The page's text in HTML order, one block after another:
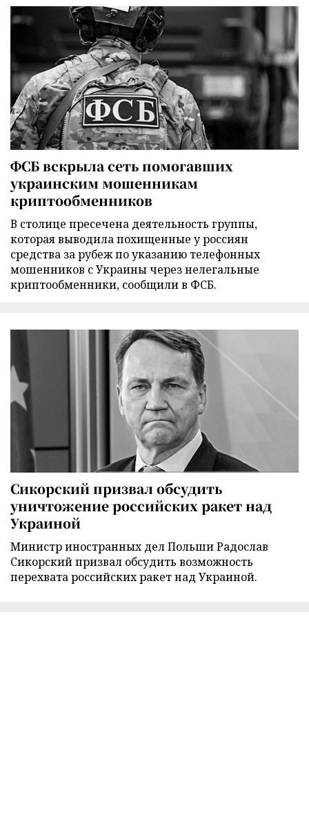
ФСБ вскрыла сеть помогавших
украинским мошенникам
криптообменников
В столице пресечена деятельность группы,
которая выводила похищенные у россиян
средства за рубеж по указанию телефонных
мошенников с Украины через нелегальные
криптообменники, сообщили в ФСБ.
Сикорский призвал обсудить
уничтожение российских ракет над
Украиной
Министр иностранных дел Польши Радослав
Сикорский призвал обсудить возможность
перехвата российских ракет над Украиной.